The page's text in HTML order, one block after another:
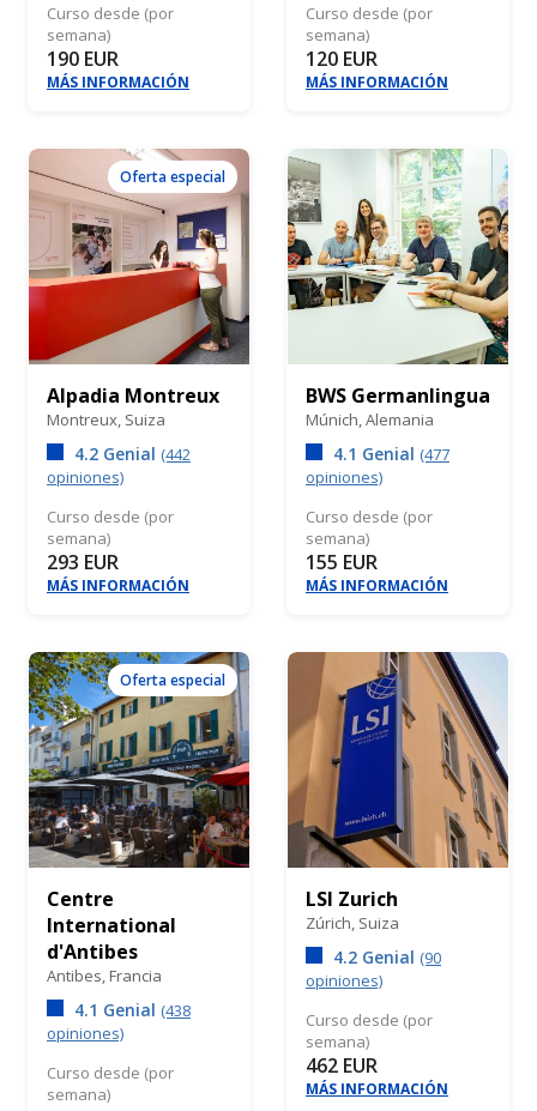
Curso desde (por
semana)
190 EUR
MÁS INFORMACIÓN
Curso desde (por
semana)
120 EUR
MÁS INFORMACIÓN
Oferta especial
Alpadia Montreux
Montreux, Suiza
4.2 Genial (442
opiniones)
Curso desde (por
semana)
293 EUR
MÁS INFORMACIÓN
BWS Germanlingua
Múnich,Alemania
4.1 Genial (477
opiniones)
Curso desde (por
semana)
155 EUR
MÁS INFORMACIÓN
Oferta especial
Centre
International
d'Antibes
Antibes, Francia
4.1 Genial (438
opiniones)
Curso desde (por
semana)
LSI Zurich
Zúrich, Suiza
4.2 Genial (90
opiniones)
Curso desde (por
semana)
462 EUR
MÁS INFORMACIÓN